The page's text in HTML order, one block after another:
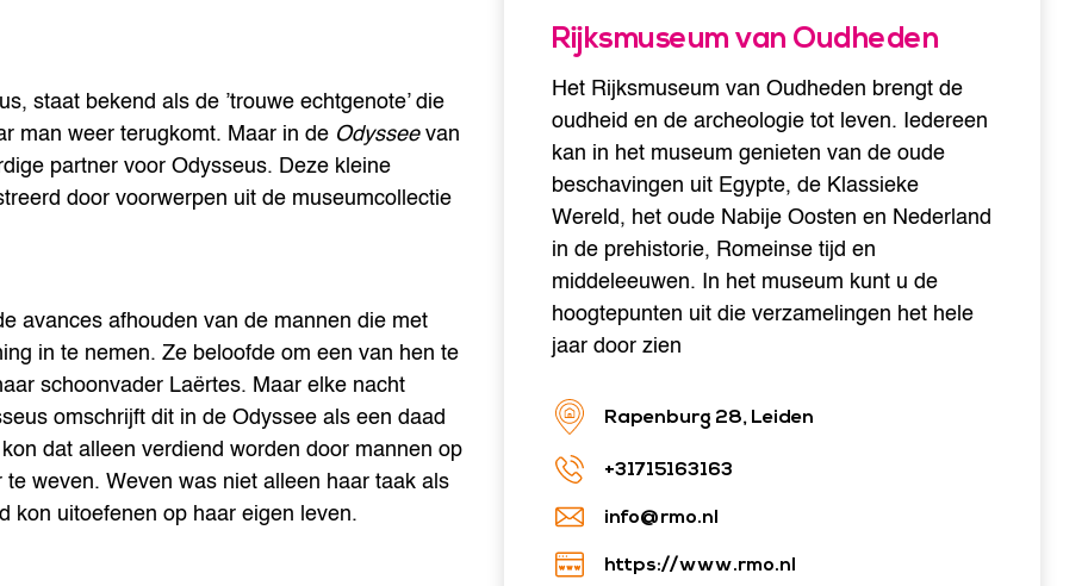
staat bekend als de ’trouwe echtgenote’ die
man weer terugkomt. Maar in de Odysseevan
partner voor Odysseus. Deze kleine
door voorwerpen uit de museumcollectie
avances afhouden van de mannen die met
in te nemen. Ze beloofde om een van hen te
schoonvader Laërtes. Maar elke nacht
omschrijft dit in de Odyssee als een daad
dat alleen verdiend worden door mannen op
weven. Weven was niet alleen haar taak als
kon uitoefenen op haar eigen leven.
Rijksmuseum van Oudheden
Het Rijksmuseum van Oudheden brengt de
oudheid en de archeologie tot leven. Iedereen
kan in het museum genieten van de oude
beschavingen uit Egypte, de Klassieke
Wereld, het oude Nabije Oosten en Nederland
in de prehistorie, Romeinse tijd en
middeleeuwen. In het museum kunt u de
hoogtepunten uit die verzamelingen het hele
jaar door zien
Rapenburg 28, Leiden
+31715163163
info@rmo.nl
https://www.rmo.nl